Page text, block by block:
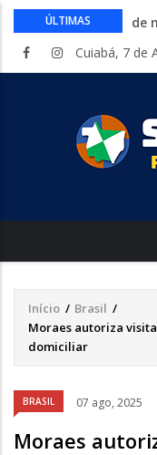
ÚLTIMAS
Cuiabá, 7 de
Trilha
de
Início / Brasil /
Moraes autoriza
domiciliar
BRASIL 07 ago, 2025
Moraes
Áudio